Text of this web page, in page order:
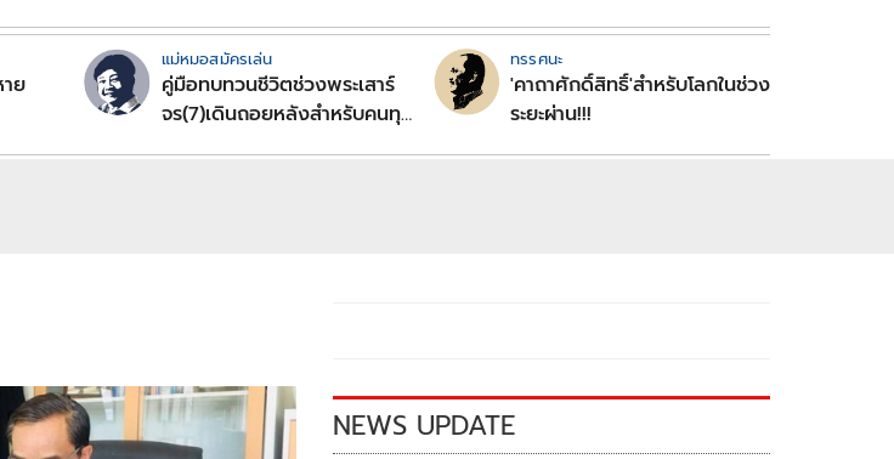
าย
แม่หมอสมัครเล่น
คู่มือทบทวนชีวิตช่วงพระเสาร์
จร(7)เดินถอยหลังสำหรับคนทุก
ทรรศนะ
'คาถาศักดิ์สิทธิ์'สำหรับโลกในช่วง
ระยะผ่าน!!!
NEWS UPDATE